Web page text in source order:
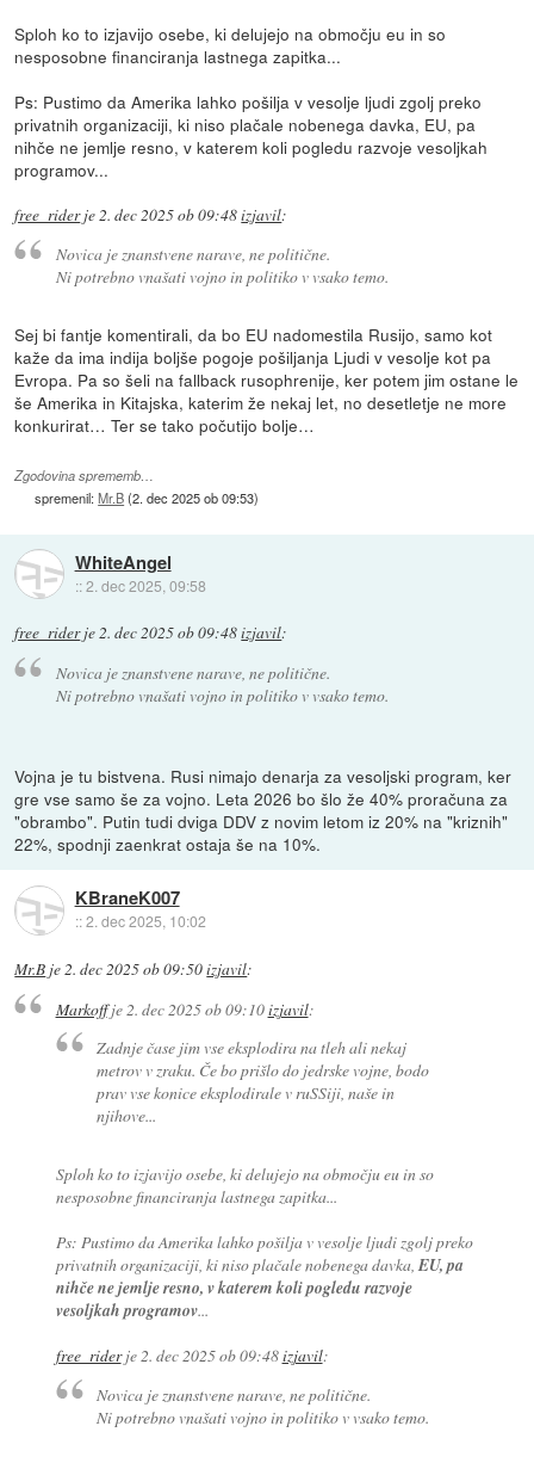
Sploh ko to izjavijo osebe, ki delujejo na območju eu in so
nesposobne financiranja lastnega zapitka...
Ps: Pustimo da Amerika lahko pošilja v vesolje ljudi zgolj preko
privatnih organizaciji, ki niso plačale nobenega davka, EU, pa
nihče ne jemlje resno, v katerem koli pogledu razvoje vesoljkah
programov...
free_riderje2. dec 2025 ob 09:48izjavil:
Novica je znanstvene narave, ne politične.
Ni potrebno vnašati vojno in politiko v vsako temo.
Sej bi fantje komentirali, da bo EU nadomestila Rusijo, samo kot
kaže da ima indija boljše pogoje pošiljanja Ljudi v vesolje kot pa
Evropa. Pa so šeli na fallback rusophrenije, ker potem jim ostane le
še Amerika in Kitajska, katerim že nekaj let, no desetletje ne more
konkurirat… Ter se tako počutijo bolje…
Zgodovina sprememb…
spremenil:Mr.B(2. dec 2025 ob 09:53)
WhiteAngel
::2. dec 2025, 09:58
free_riderje2. dec 2025 ob 09:48izjavil:
Novica je znanstvene narave, ne politične.
Ni potrebno vnašati vojno in politiko v vsako temo.
Vojna je tu bistvena. Rusi nimajo denarja za vesoljski program, ker
gre vse samo še za vojno. Leta 2026 bo šlo že 40% proračuna za
"obrambo". Putin tudi dviga DDV z novim letom iz 20% na "kriznih"
22%, spodnji zaenkrat ostaja še na 10%.
KBraneK007
::2. dec 2025, 10:02
Mr.B je2. dec 2025 ob 09:50izjavil:
Markoffje 2. dec 2025 ob 09:10izjavil:
Zadnje čase jim vse eksplodira na tleh ali nekaj
metrov v zraku. Če bo prišlo do jedrske vojne, bodo
prav vse konice eksplodirale v ruSSiji, naše in
njihove...
Sploh ko to izjavijo osebe, ki delujejo na območju eu in so
nesposobne financiranja lastnega zapitka...
Ps: Pustimo da Amerika lahko pošilja v vesolje ljudi zgolj preko
privatnih organizaciji, ki niso plačale nobenega davka, EU, pa
nihče ne jemlje resno, v katerem koli pogledu razvoje
vesoljkah programov...
free_riderje2. dec 2025 ob 09:48izjavil:
Novica je znanstvene narave, ne politične.
Ni potrebno vnašati vojno in politiko v vsako temo.